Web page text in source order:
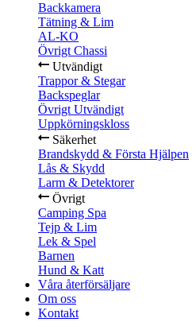
Backkamera
Tätning & Lim
AL-KO
Övrigt Chassi
Utvändigt
Trappor & Stegar
Backspeglar
Övrigt Utvändigt
Uppkörningskloss
Säkerhet
Brandskydd & Första Hjälpen
Lås & Skydd
Larm & Detektorer
Övrigt
Camping Spa
Tejp & Lim
Lek & Spel
Barnen
Hund & Katt
Våra återförsäljare
Om oss
Kontakt